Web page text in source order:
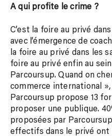
A qui profite le crime ?
C’est la foire au privé
avec l’émergence de
la foire au privé dans les
foire au privé enfin au
Parcoursup. Quand on
commerce international
Parcoursup propose 13
proposer une publique.
proposées par
effectifs dans le privé ont